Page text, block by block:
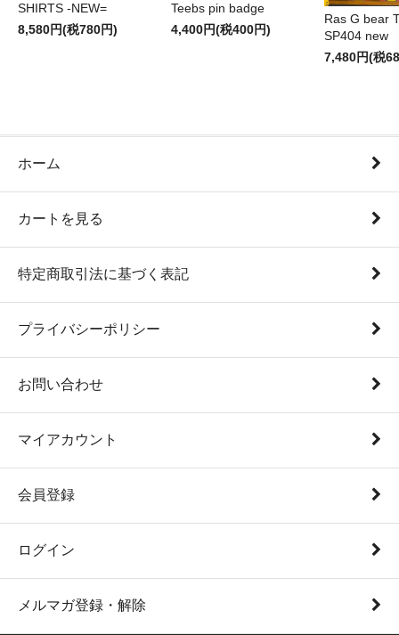
SHIRTS -NEW=
8,580円(税780円)
Teebs pin badge
4,400円(税400円)
Ras G bear
SP404 new
7,480円(税
ホーム
カートを見る
特定商取引法に基づく表記
プライバシーポリシー
お問い合わせ
マイアカウント
会員登録
ログイン
メルマガ登録・解除